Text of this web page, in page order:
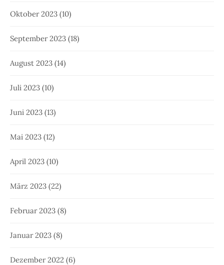
Oktober 2023 (10)
September 2023 (18)
August 2023 (14)
Juli 2023 (10)
Juni 2023 (13)
Mai 2023 (12)
April 2023 (10)
März 2023 (22)
Februar 2023 (8)
Januar 2023 (8)
Dezember 2022 (6)